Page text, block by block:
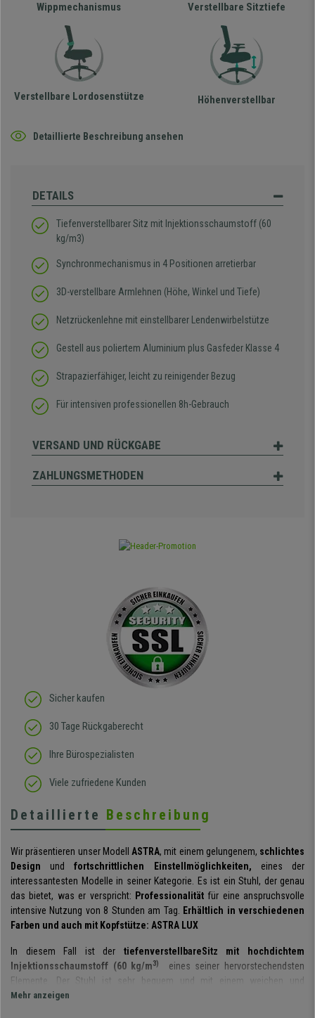
Wippmechanismus Verstellbare Sitztiefe
Verstellbare Lordosenstütze Höhenverstellbar
Detaillierte Beschreibung ansehen
DETAILS
Tiefenverstellbarer Sitz mit Injektionsschaumstoff (60
kg/m3)
Synchronmechanismus in 4 Positionen arretierbar
3D-verstellbare Armlehnen (Höhe, Winkel und Tiefe)
Netzrückenlehne mit einstellbarer Lendenwirbelstütze
Gestell aus poliertem Aluminium plus Gasfeder Klasse 4
Strapazierfähiger, leicht zu reinigender Bezug
Für intensiven professionellen 8h-Gebrauch
VERSAND UND RÜCKGABE
ZAHLUNGSMETHODEN
Sicher kaufen
30 Tage Rückgaberecht
Ihre Bürospezialisten
Viele zufriedene Kunden
Detaillierte Beschreibung
Wir präsentieren unser Modell ASTRA, mit einem gelungenem, schlichtes
Design undfortschrittlichen Einstellmöglichkeiten, eines der
interessantesten Modelle in seiner Kategorie. Es ist ein Stuhl, der genau
das bietet, was er verspricht: Professionalitätfür eine anspruchsvolle
intensive Nutzung von 8 Stunden am Tag. Erhältlich in verschiedenen
Farben und auch mit Kopfstütze: ASTRA LUX
In diesem Fall ist der tiefenverstellbareSitz mit hochdichtem
Injektionsschaumstoff (60 kg/m3)
eines seiner hervorstechendsten
Elemente. Der Stuhl ist sehr bequem und mit einem weichen und
angenehmen Stoff bezogen. Er ist ideal, um durch individuelle
Mehr anzeigen